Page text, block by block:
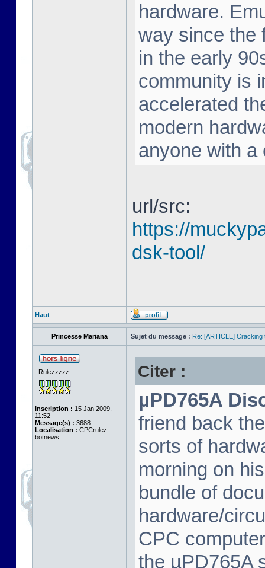
hardware.
way since the
in the early
community is
accelerated
modern
anyone with a
url/src:
https://
dsk-tool/
Haut
Princesse Mariana Sujet du message : Re: [ARTICLE] Cracking
Rulezzzzz
Inscription : 15 Jan 2009,
11:52
Message(s) : 3688
Localisation : CPCrulez
botnews
Citer :
µPD765A
friend back
sorts of
morning on
bundle of
hardware/
CPC
the µPD765A